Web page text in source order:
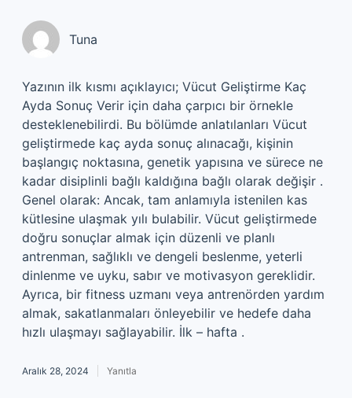
Tuna
Yazının ilk kısmı açıklayıcı; Vücut Geliştirme Kaç
Ayda Sonuç Verir için daha çarpıcı bir örnekle
desteklenebilirdi. Bu bölümde anlatılanları Vücut
geliştirmede kaç ayda sonuç alınacağı, kişinin
başlangıç noktasına, genetik yapısına ve sürece ne
kadar disiplinli bağlı kaldığına bağlı olarak değişir .
Genel olarak: Ancak, tam anlamıyla istenilen kas
kütlesine ulaşmak yılı bulabilir. Vücut geliştirmede
doğru sonuçlar almak için düzenli ve planlı
antrenman, sağlıklı ve dengeli beslenme, yeterli
dinlenme ve uyku, sabır ve motivasyon gereklidir.
Ayrıca, bir fitness uzmanı veya antrenörden yardım
almak, sakatlanmaları önleyebilir ve hedefe daha
hızlı ulaşmayı sağlayabilir. İlk – hafta .
Aralık 28, 2024 Yanıtla